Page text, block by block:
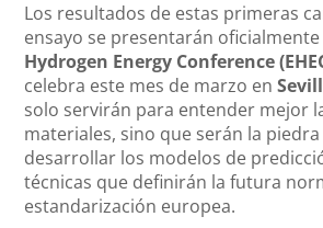
Los resultados de estas primeras
ensayo se presentarán oficialmente
Hydrogen Energy Conference
celebra este mes de marzo en
solo servirán para entender mejor
materiales, sino que serán la
desarrollar los modelos de
técnicas que definirán la futura
estandarización europea.